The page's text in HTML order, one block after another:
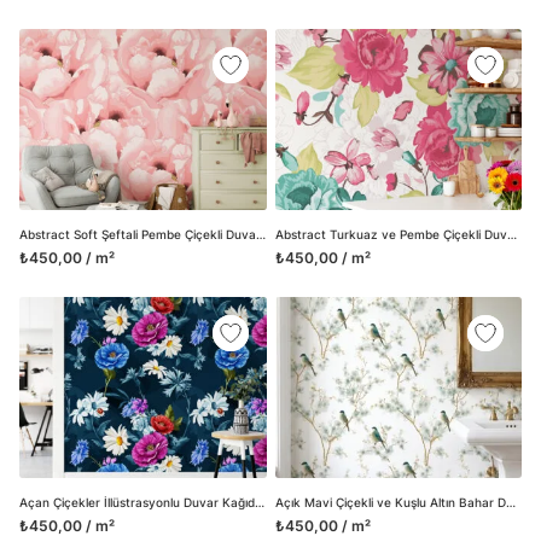
Abstract Soft Şeftali Pembe Çiçekli Duvar Kağıdı, Romantik Çiçek Desenli 3D Duvar Kağıdı
₺450,00 / m²
Abstract Turkuaz ve Pembe Çiçekli Duvar Kağıdı, Vintage Çiçek Çekiciliği Duvar Posteri
₺450,00 / m²
Açan Çiçekler İllüstrasyonlu Duvar Kağıdı, Gece Bahçesi Çiçekli 3D Duvar Posteri
₺450,00 / m²
Açık Mavi Çiçekli ve Kuşlu Altın Bahar Dalları Duvar Kağıdı, Zarif Klasik Desenli Duvar Posteri
₺450,00 / m²